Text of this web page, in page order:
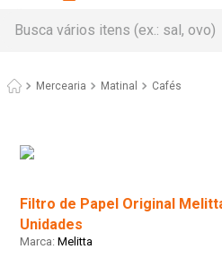
Mercearia Matinal Cafés
Filtro de Papel Original
Unidades
Melitta